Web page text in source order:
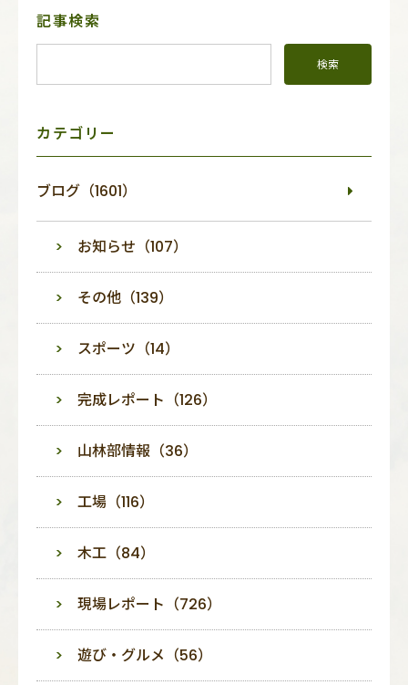
サ
ニ
記事検索
カテゴリー
ブログ（1601）
お知らせ（107）
その他（139）
スポーツ（14）
完成レポート（126）
山林部情報（36）
工場（116）
木工（84）
現場レポート（726）
遊び・グルメ（56）